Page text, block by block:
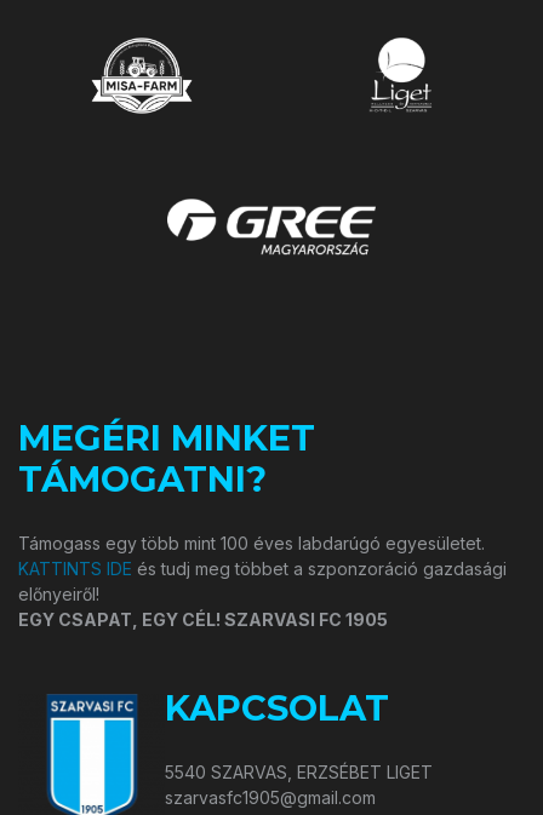
MEGÉRI MINKET
TÁMOGATNI?
Támogass egy több mint 100 éves labdarúgó egyesületet.
KATTINTS IDE és tudj meg többet a szponzoráció gazdasági
előnyeiről!
EGY CSAPAT, EGY CÉL! SZARVASI FC 1905
KAPCSOLAT
5540 SZARVAS, ERZSÉBET LIGET
szarvasfc1905@gmail.com